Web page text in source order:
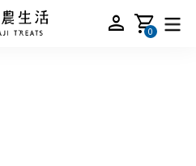
person shopping_cart
0